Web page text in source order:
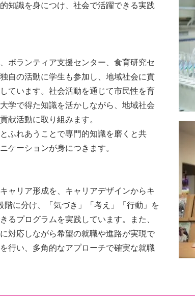
知識を身につけ、社会で活躍できる実践
ボランティア支援センター、食育研究セ
自の活動に学生も参加し、地域社会に貢
ています。社会活動を通じて市民性を育
学で得た知識を活かしながら、地域社会
献活動に取り組みます。
ふれあうことで専門的知識を磨くと共
ケーションが身につきます。
ャリア形成を、キャリアデザインからキ
階に分け、「気づき」「考え」「行動」を
るプログラムを実践しています。また、
対応しながら希望の就職や進路が実現で
行い、多角的なアプローチで確実な就職